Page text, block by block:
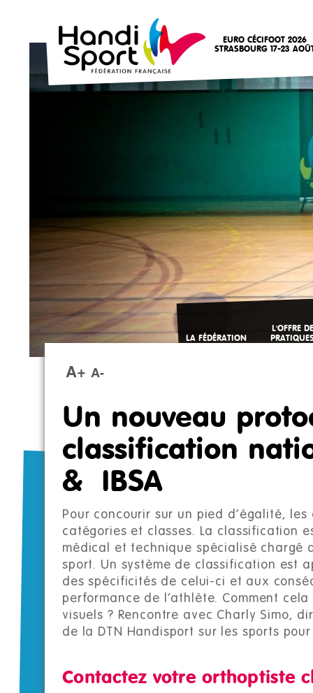
EURO CÉCIFOOT 2026
STRASBOURG 17-23
LA FÉDÉRATION
L'OFFRE DE
A+ A-
Un nouveau
classification
& IBSA
Pour concourir sur un pied d’égalité,
catégories et classes. La classification
médical et technique spécialisé chargé
sport. Un système de classification est
des spécificités de celui-ci et aux
performance de l’athlète. Comment
visuels ? Rencontre avec Charly Simo,
de la DTN Handisport sur les sports
Contactez votre orthoptiste